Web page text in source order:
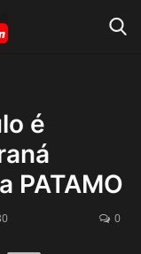
é
PATAMO
0